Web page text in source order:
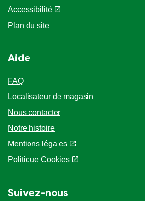
Authenticité des avis
Accessibilité
FAQ
Localisateur de magasin
Nous contacter
Notre histoire
Mentions légales